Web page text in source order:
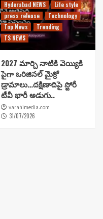
Hyderabad NEWS
Life style
press release
Technology
Top News
Trending
TS NEWS
2027 మార్చి నాటికి వెయ్యికి
పైగా ఒరిజినల్ మైక్రో
డ్రామాలు…దక్షిణాదిపై స్టోరీ
టీవీ భారీ అడుగు..
varahimedia.com
31/07/2026